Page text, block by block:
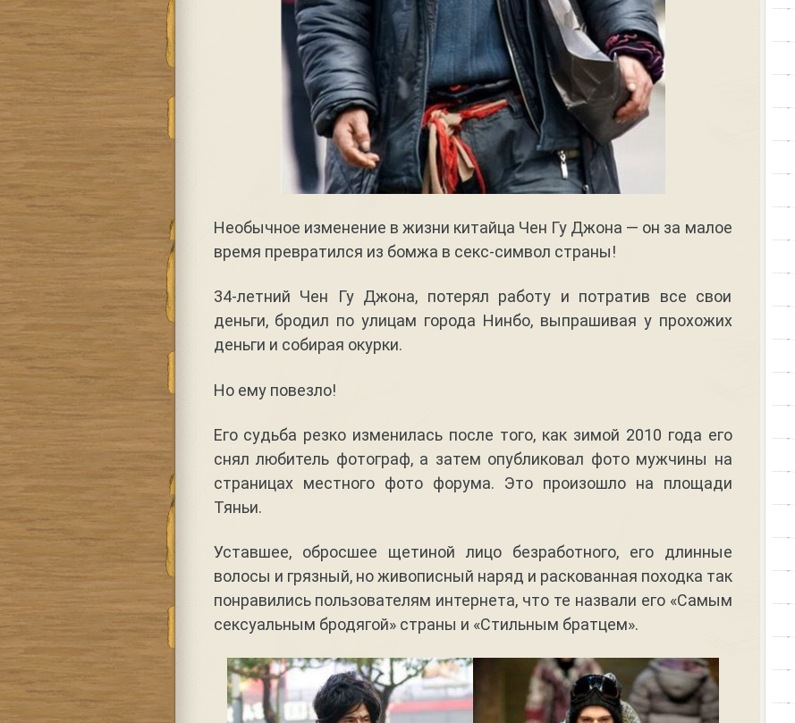
Необычное изменение в жизни китайца Чен Гу Джона — он за малое
время превратился из бомжа в секс-символ страны!
34-летний Чен Гу Джона, потерял работу и потратив все свои
деньги, бродил по улицам города Нинбо, выпрашивая у прохожих
деньги и собирая окурки.
Но ему повезло!
Его судьба резко изменилась после того, как зимой 2010 года его
снял любитель фотограф, а затем опубликовал фото мужчины на
страницах местного фото форума. Это произошло на площади
Тяньи.
Уставшее, обросшее щетиной лицо безработного, его длинные
волосы и грязный, но живописный наряд и раскованная походка так
понравились пользователям интернета, что те назвали его «Самым
сексуальным бродягой» страны и «Стильным братцем».